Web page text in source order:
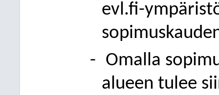
evl.fi-
- Omalla
alueen tulee